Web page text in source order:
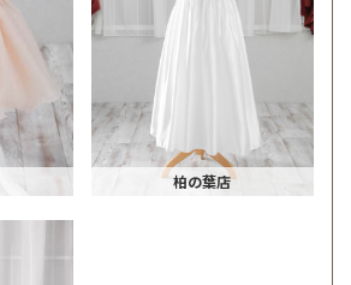
柏の葉店